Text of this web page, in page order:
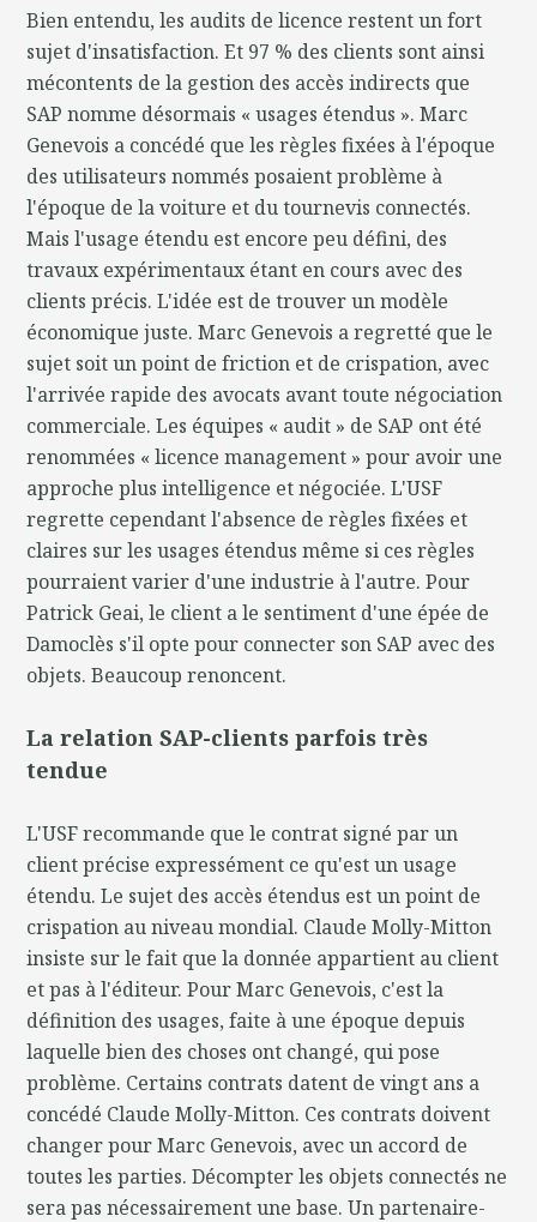
Bien entendu, les audits de licence restent un fort
sujet d'insatisfaction. Et 97 % des clients sont ainsi
mécontents de la gestion des accès indirects que
SAP nomme désormais « usages étendus ». Marc
Genevois a concédé que les règles fixées à l'époque
des utilisateurs nommés posaient problème à
l'époque de la voiture et du tournevis connectés.
Mais l'usage étendu est encore peu défini, des
travaux expérimentaux étant en cours avec des
clients précis. L'idée est de trouver un modèle
économique juste. Marc Genevois a regretté que le
sujet soit un point de friction et de crispation, avec
l'arrivée rapide des avocats avant toute négociation
commerciale. Les équipes « audit » de SAP ont été
renommées « licence management » pour avoir une
approche plus intelligence et négociée. L'USF
regrette cependant l'absence de règles fixées et
claires sur les usages étendus même si ces règles
pourraient varier d'une industrie à l'autre. Pour
Patrick Geai, le client a le sentiment d'une épée de
Damoclès s'il opte pour connecter son SAP avec des
objets. Beaucoup renoncent.
La relation SAP-clients parfois très
tendue
L'USF recommande que le contrat signé par un
client précise expressément ce qu'est un usage
étendu. Le sujet des accès étendus est un point de
crispation au niveau mondial. Claude Molly-Mitton
insiste sur le fait que la donnée appartient au client
et pas à l'éditeur. Pour Marc Genevois, c'est la
définition des usages, faite à une époque depuis
laquelle bien des choses ont changé, qui pose
problème. Certains contrats datent de vingt ans a
concédé Claude Molly-Mitton. Ces contrats doivent
changer pour Marc Genevois, avec un accord de
toutes les parties. Décompter les objets connectés ne
sera pas nécessairement une base. Un partenaire-